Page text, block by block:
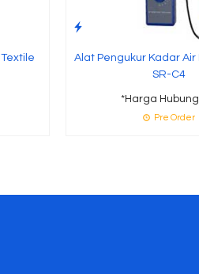
Alat Pengukur Kadar Air
SR-C4
*Harga
Pre Order